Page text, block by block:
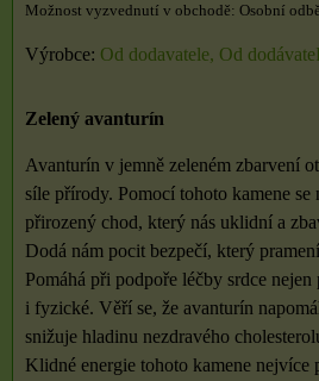
Osobní
Výrobce: Od dodavatele, Od
Zelený avanturín
Avanturín v jemně zeleném zbarvení
síle přírody. Pomocí tohoto kamene se
přirozený chod, který nás uklidní a
Dodá nám pocit bezpečí, který
Pomáhá při podpoře léčby srdce
i fyzické. Věří se, že avanturín
snižuje hladinu nezdravého
Klidné energie tohoto kamene nejvíce